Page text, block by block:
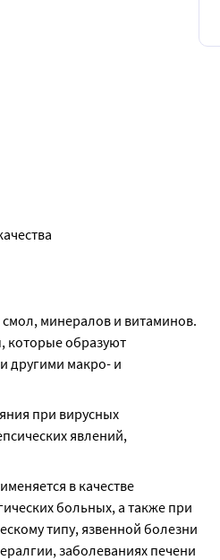
минералов и витаминов.
которые образуют
другими макро- и
при вирусных
явлений,
в качестве
больных, а также при
типу, язвенной болезни
заболеваниях печени